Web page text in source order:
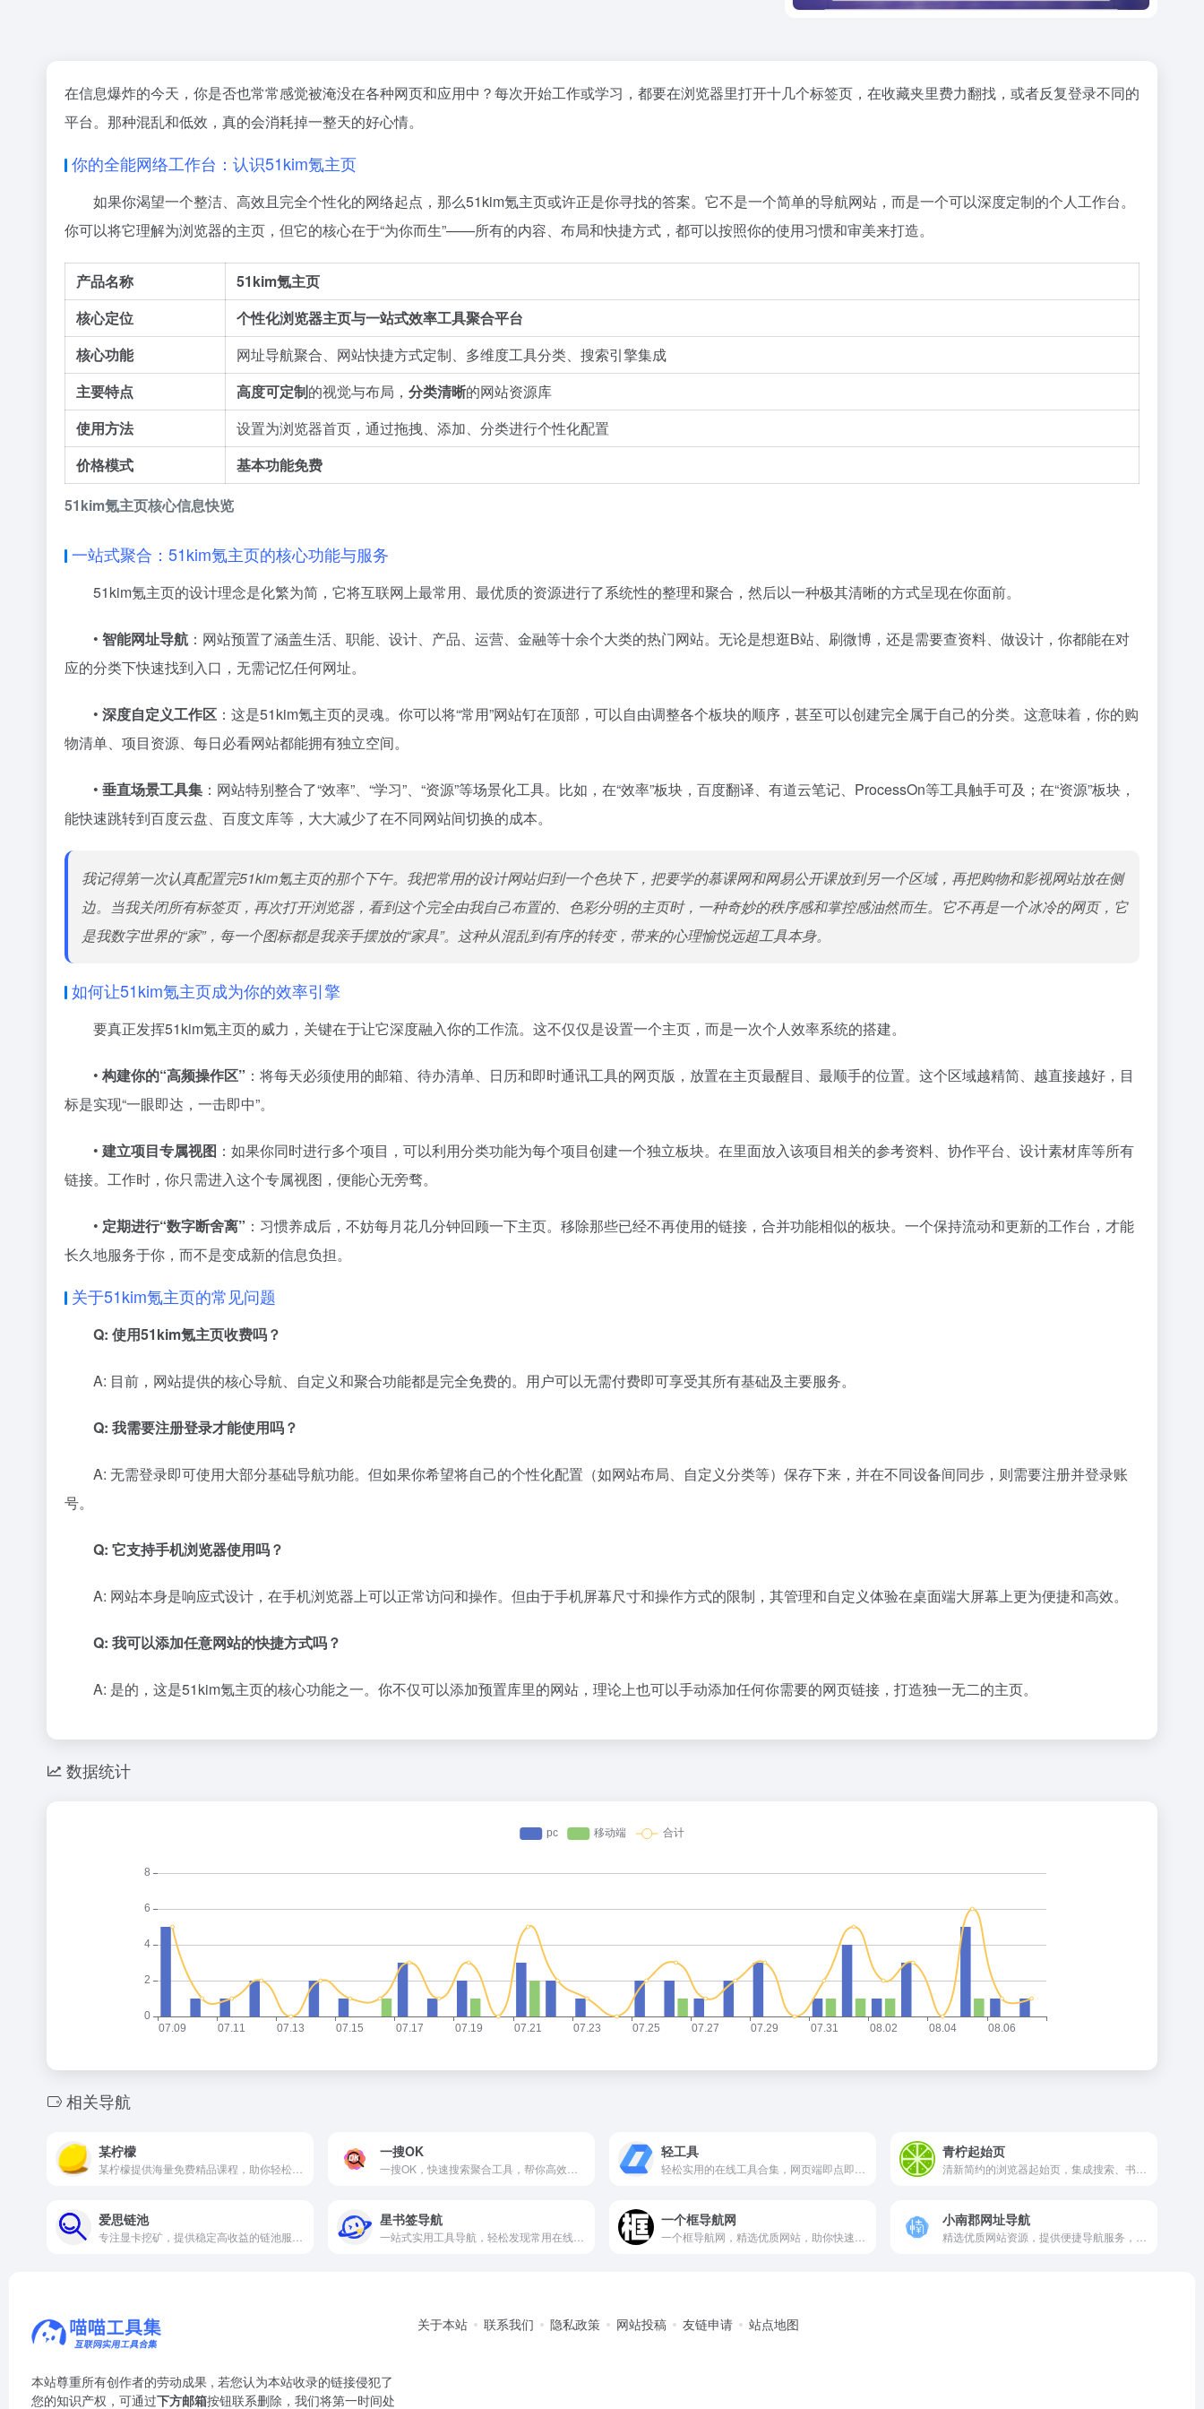
在信息爆炸的今天，你是否也常常感觉被淹没在各种网页和应用中？每次开始工作或学习，都要在浏览器里打开十几个标签页，在收藏夹里费力翻找，或者反复登录不同的
平台。那种混乱和低效，真的会消耗掉一整天的好心情。
你的全能网络工作台：认识51kim氪主页
如果你渴望一个整洁、高效且完全个性化的网络起点，那么51kim氪主页或许正是你寻找的答案。它不是一个简单的导航网站，而是一个可以深度定制的个人工作台。
你可以将它理解为浏览器的主页，但它的核心在于“为你而生”——所有的内容、布局和快捷方式，都可以按照你的使用习惯和审美来打造。
51kim氪主页核心信息快览
产品名称
51kim氪主页
核心定位
个性化浏览器主页与一站式效率工具聚合平台
核心功能
网址导航聚合、网站快捷方式定制、多维度工具分类、搜索引擎集成
主要特点
高度可定制的视觉与布局， 分类清晰的网站资源库
使用方法
设置为浏览器首页，通过拖拽、添加、分类进行个性化配置
价格模式
基本功能免费
一站式聚合：51kim氪主页的核心功能与服务
51kim氪主页的设计理念是化繁为简，它将互联网上最常用、最优质的资源进行了系统性的整理和聚合，然后以一种极其清晰的方式呈现在你面前。
• 智能网址导航 ：网站预置了涵盖生活、职能、设计、产品、运营、金融等十余个大类的热门网站。无论是想逛B站、刷微博，还是需要查资料、做设计，你都能在对
应的分类下快速找到入口，无需记忆任何网址。
• 深度自定义工作区 ：这是51kim氪主页的灵魂。你可以将“常用”网站钉在顶部，可以自由调整各个板块的顺序，甚至可以创建完全属于自己的分类。这意味着，你的购
物清单、项目资源、每日必看网站都能拥有独立空间。
• 垂直场景工具集 ：网站特别整合了“效率”、“学习”、“资源”等场景化工具。比如，在“效率”板块，百度翻译、有道云笔记、ProcessOn等工具触手可及；在“资源”板块，
能快速跳转到百度云盘、百度文库等，大大减少了在不同网站间切换的成本。
我记得第一次认真配置完51kim氪主页的那个下午。我把常用的设计网站归到一个色块下，把要学的慕课网和网易公开课放到另一个区域，再把购物和影视网站放在侧
边。当我关闭所有标签页，再次打开浏览器，看到这个完全由我自己布置的、色彩分明的主页时，一种奇妙的秩序感和掌控感油然而生。它不再是一个冰冷的网页，它
是我数字世界的“家”，每一个图标都是我亲手摆放的“家具”。这种从混乱到有序的转变，带来的心理愉悦远超工具本身。
如何让51kim氪主页成为你的效率引擎
要真正发挥51kim氪主页的威力，关键在于让它深度融入你的工作流。这不仅仅是设置一个主页，而是一次个人效率系统的搭建。
• 构建你的“高频操作区” ：将每天必须使用的邮箱、待办清单、日历和即时通讯工具的网页版，放置在主页最醒目、最顺手的位置。这个区域越精简、越直接越好，目
标是实现“一眼即达，一击即中”。
• 建立项目专属视图 ：如果你同时进行多个项目，可以利用分类功能为每个项目创建一个独立板块。在里面放入该项目相关的参考资料、协作平台、设计素材库等所有
链接。工作时，你只需进入这个专属视图，便能心无旁骛。
• 定期进行“数字断舍离” ：习惯养成后，不妨每月花几分钟回顾一下主页。移除那些已经不再使用的链接，合并功能相似的板块。一个保持流动和更新的工作台，才能
长久地服务于你，而不是变成新的信息负担。
关于51kim氪主页的常见问题
Q: 使用51kim氪主页收费吗？
A: 目前，网站提供的核心导航、自定义和聚合功能都是完全免费的。用户可以无需付费即可享受其所有基础及主要服务。
Q: 我需要注册登录才能使用吗？
A: 无需登录即可使用大部分基础导航功能。但如果你希望将自己的个性化配置（如网站布局、自定义分类等）保存下来，并在不同设备间同步，则需要注册并登录账
号。
Q: 它支持手机浏览器使用吗？
A: 网站本身是响应式设计，在手机浏览器上可以正常访问和操作。但由于手机屏幕尺寸和操作方式的限制，其管理和自定义体验在桌面端大屏幕上更为便捷和高效。
Q: 我可以添加任意网站的快捷方式吗？
A: 是的，这是51kim氪主页的核心功能之一。你不仅可以添加预置库里的网站，理论上也可以手动添加任何你需要的网页链接，打造独一无二的主页。
数据统计
相关导航
某柠檬 一搜OK 轻工具 青柠起始页
爱思链池 星书签导航 一个框导航网 小南郡网址导航
本站尊重所有创作者的劳动成果 , 若您认为本站收录的链接侵犯了
您的知识产权，可通过下方邮箱按钮联系删除，我们将第一时间处
关于本站 联系我们 隐私政策 网站投稿 友链申请 站点地图